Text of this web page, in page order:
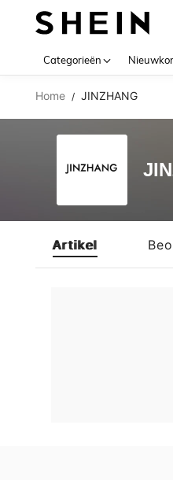
Categorieën
Home / JINZHANG
Artikel